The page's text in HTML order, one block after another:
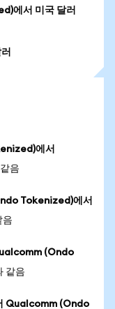
에서 미국 달러
에서
음
Tokenized)에서
음
(Ondo
같음
Qualcomm (Ondo